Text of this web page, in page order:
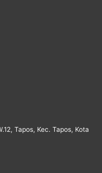
Tapos, Kec. Tapos, Kota